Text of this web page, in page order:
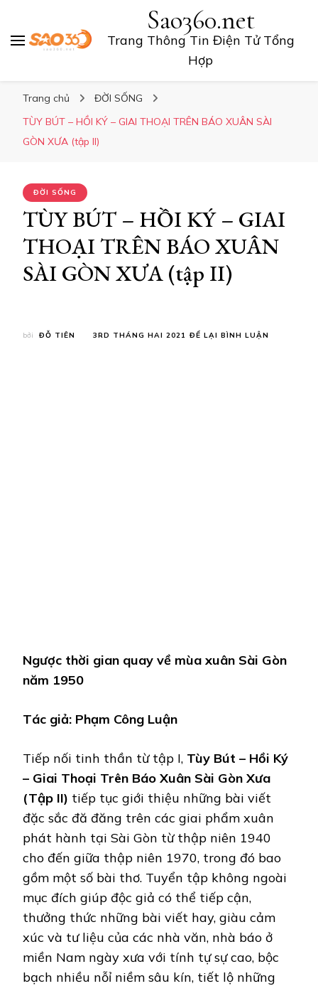
Sao360.net
Trang Thông Tin Điện Tử Tổng
Hợp
Trang chủ
ĐỜI SỐNG
TÙY BÚT – HỒI KÝ – GIAI THOẠI TRÊN BÁO XUÂN SÀI
GÒN XƯA (tập II)
ĐỜI SỐNG
TÙY BÚT – HỒI KÝ – GIAI
THOẠI TRÊN BÁO XUÂN
SÀI GÒN XƯA (tập II)
bởi ĐỖ TIÊN 3RD THÁNG HAI 2021 ĐỂ LẠI BÌNH LUẬN
Ngược thời gian quay về mùa xuân Sài Gòn
năm 1950
Tác giả: Phạm Công Luận
Tiếp nối tinh thần từ tập I, Tùy Bút – Hồi Ký
– Giai Thoại Trên Báo Xuân Sài Gòn Xưa
(Tập II) tiếp tục giới thiệu những bài viết
đặc sắc đă đăng trên các giai phẩm xuân
phát hành tại Sài Gòn từ thập niên 1940
cho đến giữa thập niên 1970, trong đó bao
gồm một số bài thơ. Tuyển tập không ngoài
mục đích giúp độc giả có thể tiếp cận,
thưởng thức những bài viết hay, giàu cảm
xúc và tư liệu của các nhà văn, nhà báo ở
miền Nam ngày xưa với tính tự sự cao, bộc
bạch nhiều nỗỉ niềm sâu kín, tiết lộ những